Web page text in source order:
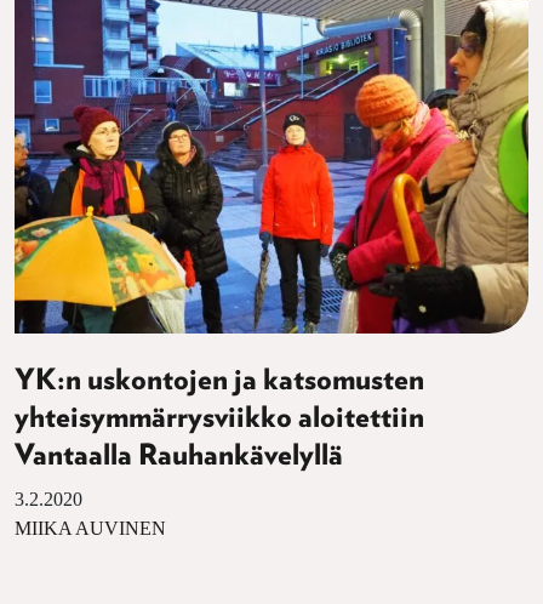
YK:n uskontojen ja katsomusten
yhteisymmärrysviikko aloitettiin
Vantaalla Rauhankävelyllä
3.2.2020
MIIKA AUVINEN